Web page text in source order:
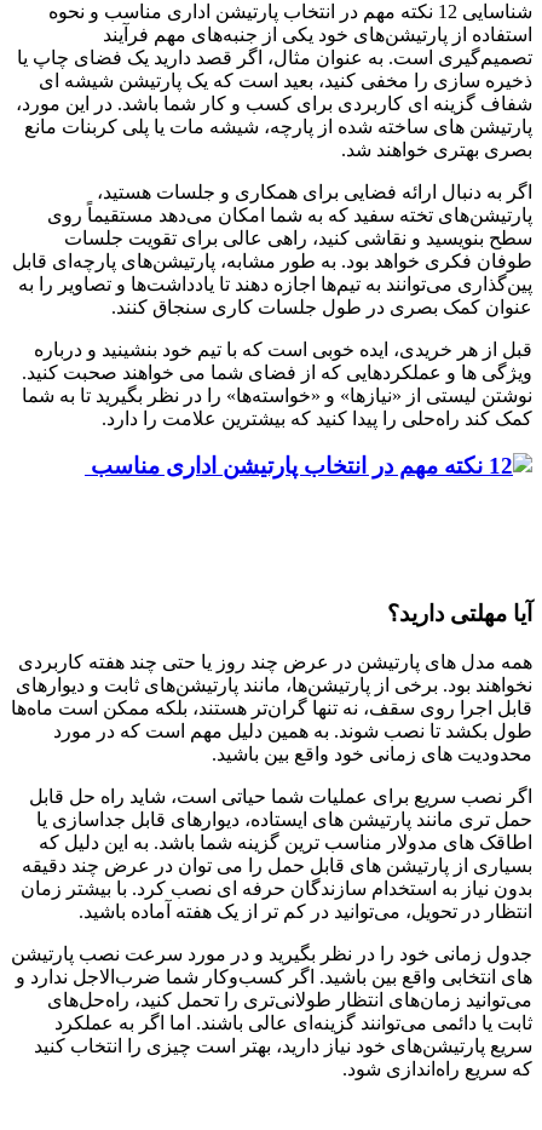
شناسایی 12 نکته مهم در انتخاب پارتیشن اداری مناسب و نحوه
استفاده از پارتیشن‌های خود یکی از جنبه‌های مهم فرآیند
تصمیم‌گیری است. به عنوان مثال، اگر قصد دارید یک فضای چاپ یا
ذخیره سازی را مخفی کنید، بعید است که یک پارتیشن شیشه ای
شفاف گزینه ای کاربردی برای کسب و کار شما باشد. در این مورد،
پارتیشن های ساخته شده از پارچه، شیشه مات یا پلی کربنات مانع
بصری بهتری خواهند شد.
اگر به دنبال ارائه فضایی برای همکاری و جلسات هستید،
پارتیشن‌های تخته سفید که به شما امکان می‌دهد مستقیماً روی
سطح بنویسید و نقاشی کنید، راهی عالی برای تقویت جلسات
طوفان فکری خواهد بود. به طور مشابه، پارتیشن‌های پارچه‌ای قابل
پین‌گذاری می‌توانند به تیم‌ها اجازه دهند تا یادداشت‌ها و تصاویر را به
عنوان کمک بصری در طول جلسات کاری سنجاق کنند.
قبل از هر خریدی، ایده خوبی است که با تیم خود بنشینید و درباره
ویژگی ها و عملکردهایی که از فضای شما می خواهند صحبت کنید.
نوشتن لیستی از «نیازها» و «خواسته‌ها» را در نظر بگیرید تا به شما
کمک کند راه‌حلی را پیدا کنید که بیشترین علامت را دارد.
آیا مهلتی دارید؟
همه مدل های پارتیشن در عرض چند روز یا حتی چند هفته کاربردی
نخواهند بود. برخی از پارتیشن‌ها، مانند پارتیشن‌های ثابت و دیوارهای
قابل اجرا روی سقف، نه تنها گران‌تر هستند، بلکه ممکن است ماه‌ها
طول بکشد تا نصب شوند. به همین دلیل مهم است که در مورد
محدودیت های زمانی خود واقع بین باشید.
اگر نصب سریع برای عملیات شما حیاتی است، شاید راه حل قابل
حمل تری مانند پارتیشن های ایستاده، دیوارهای قابل جداسازی یا
اطاقک های مدولار مناسب ترین گزینه شما باشد. به این دلیل که
بسیاری از پارتیشن های قابل حمل را می توان در عرض چند دقیقه
بدون نیاز به استخدام سازندگان حرفه ای نصب کرد. با بیشتر زمان
انتظار در تحویل، می‌توانید در کم تر از یک هفته آماده باشید.
جدول زمانی خود را در نظر بگیرید و در مورد سرعت نصب پارتیشن
های انتخابی واقع بین باشید. اگر کسب‌وکار شما ضرب‌الاجل ندارد و
می‌توانید زمان‌های انتظار طولانی‌تری را تحمل کنید، راه‌حل‌های
ثابت یا دائمی می‌توانند گزینه‌ای عالی باشند. اما اگر به عملکرد
سریع پارتیشن‌های خود نیاز دارید، بهتر است چیزی را انتخاب کنید
که سریع راه‌اندازی شود.